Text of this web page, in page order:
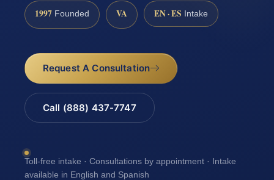
1997 Founded VA EN · ES Intake
Request A Consultation
Call (888) 437-7747
Toll-free intake · Consultations by appointment · Intake
available in English and Spanish